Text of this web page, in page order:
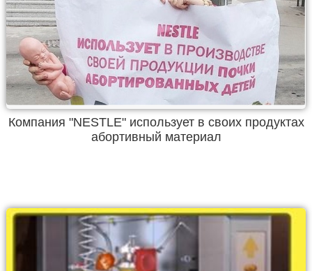
Компания "NESTLE" использует в своих продуктах
абортивный материал